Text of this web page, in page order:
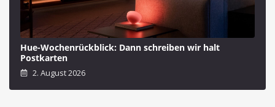
Hue-Wochenrückblick: Dann schreiben wir halt
Postkarten
2. August 2026